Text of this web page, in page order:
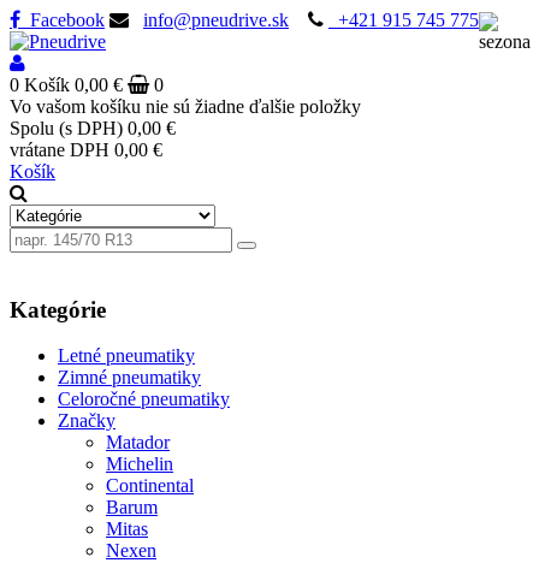
Facebook info@pneudrive.sk +421 915 745 775
0 Košík 0,00 €
0
Vo vašom košíku nie sú žiadne ďalšie položky
Spolu (s DPH) 0,00 €
vrátane DPH 0,00 €
Košík
Kategórie
Letné pneumatiky
Zimné pneumatiky
Celoročné pneumatiky
Značky
Matador
Michelin
Continental
Barum
Mitas
Nexen